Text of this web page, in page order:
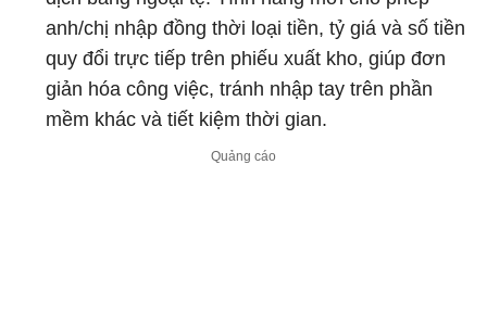
anh/chị nhập đồng thời loại tiền, tỷ giá và số tiền
quy đổi trực tiếp trên phiếu xuất kho, giúp đơn
giản hóa công việc, tránh nhập tay trên phần
mềm khác và tiết kiệm thời gian.